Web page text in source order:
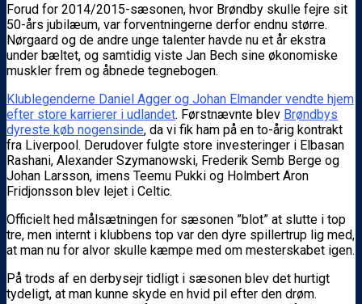
Forud for 2014/2015-sæsonen, hvor Brøndby skulle fejre sit
50-års jubilæum, var forventningerne derfor endnu større.
Nørgaard og de andre unge talenter havde nu et år ekstra
under bæltet, og samtidig viste Jan Bech sine økonomiske
muskler frem og åbnede tegnebogen.
Klublegenderne Daniel Agger og Johan Elmander vendte hjem
efter store karrierer i udlandet. Førstnævnte blev Brøndbys
dyreste køb nogensinde, da vi fik ham på en to-årig kontrakt
fra Liverpool. Derudover fulgte store investeringer i Elbasan
Rashani, Alexander Szymanowski, Frederik Semb Berge og
Johan Larsson, imens Teemu Pukki og Holmbert Aron
Fridjonsson blev lejet i Celtic.
Officielt hed målsætningen for sæsonen ”blot” at slutte i top
tre, men internt i klubbens top var den dyre spillertrup lig med,
at man nu for alvor skulle kæmpe med om mesterskabet igen.
På trods af en derbysejr tidligt i sæsonen blev det hurtigt
tydeligt, at man kunne skyde en hvid pil efter den drøm.